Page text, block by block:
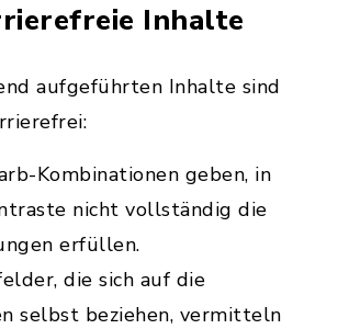
Inhalte
aufgeführten Inhalte sind
Kombinationen geben, in
nicht vollständig die
erfüllen.
die sich auf die
selbst beziehen, vermitteln